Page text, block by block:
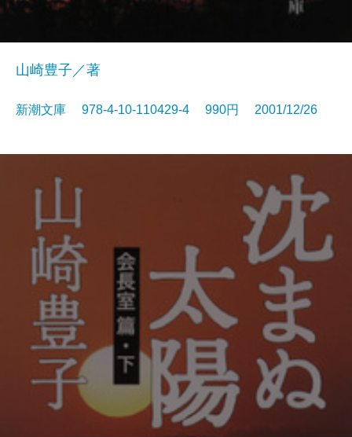
山崎豊子／著
新潮文庫 978-4-10-110429-4 990円 2001/12/26